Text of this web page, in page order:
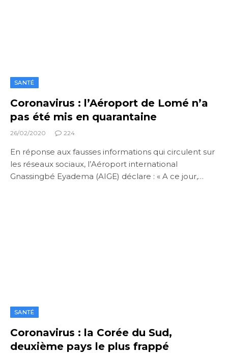
SANTÉ
Coronavirus : l’Aéroport de Lomé n’a
pas été mis en quarantaine
26/02/2020 224
En réponse aux fausses informations qui circulent sur
les réseaux sociaux, l’Aéroport international
Gnassingbé Eyadema (AIGE) déclare : « A ce jour,…
SANTÉ
Coronavirus : la Corée du Sud,
deuxième pays le plus frappé